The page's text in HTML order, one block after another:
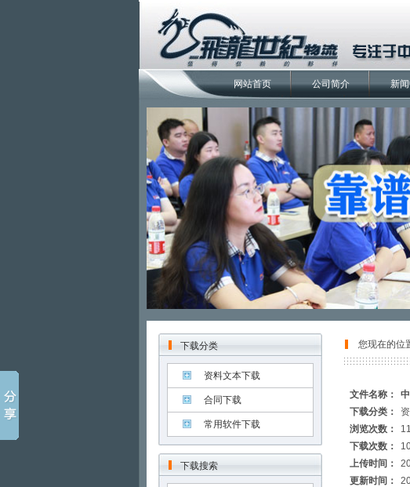
网站首页 公司简介 新
下载分类
资料文本下载
合同下载
常用软件下载
您现在的位
下载搜索
文件名称：
下载分类：
浏览次数：
下载次数：
上传时间：
更新时间：